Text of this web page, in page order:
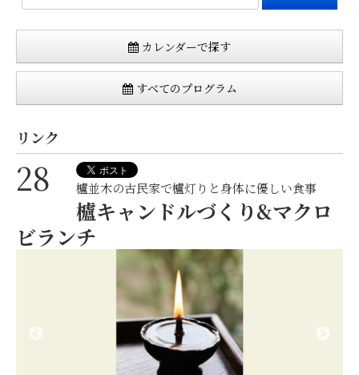
カレンダーで探す
すべてのプログラム
リンク
28 櫨並木の古民家で櫨灯りと身体に優しい食事
櫨キャンドルづくり&マクロ
ビランチ